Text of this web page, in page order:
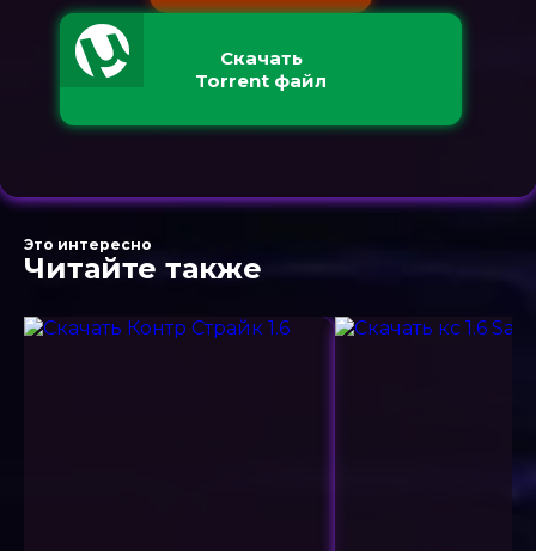
Скачать
Torrent файл
Это интересно
Читайте также